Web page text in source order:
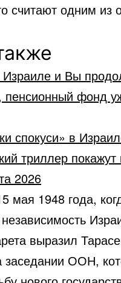
считают одним из
и Вы
пенсионный фонд
спокуси» в
триллер
2026
мая 1948 года,
выразил
заседании ООН,